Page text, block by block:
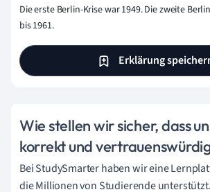
Die erste Berlin-Krise war 1949. Die zweite
bis 1961.
Erklärung
Wie stellen wir sicher, dass
korrekt und
Bei StudySmarter haben wir eine
die Millionen von Studierende